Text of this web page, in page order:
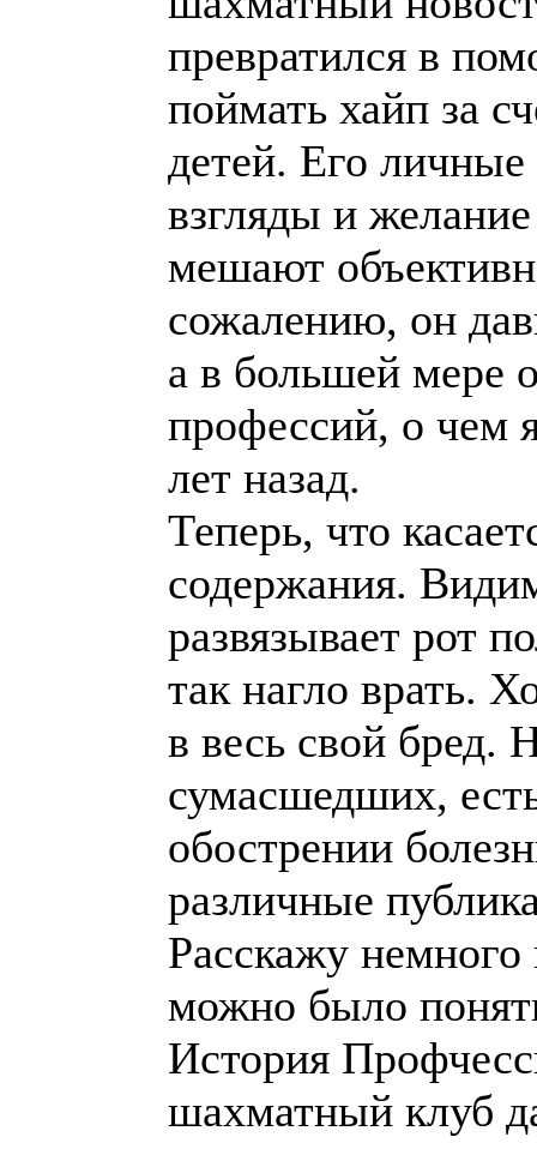
превратился в
поймать хайп за
детей. Его
взгляды и
мешают
сожалению, он
а в большей мере
профессий, о чем
лет назад.
Теперь, что
содержания.
развязывает рот
так нагло врать.
в весь свой бред.
сумасшедших,
обострении
различные
Расскажу
можно было
История
шахматный клуб